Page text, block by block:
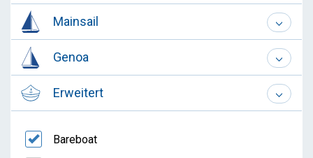
Mainsail
Genoa
Erweitert
Bareboat